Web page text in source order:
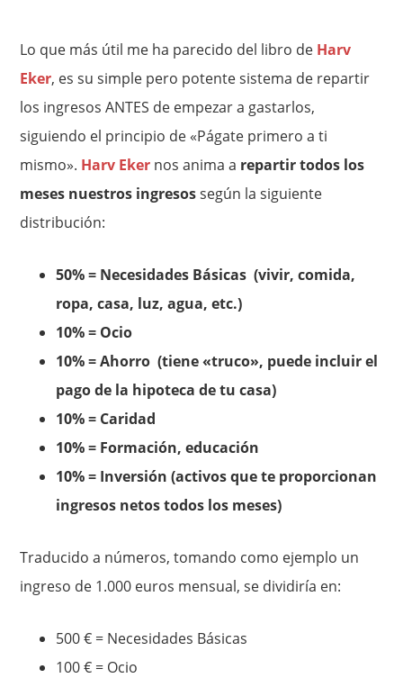
Lo que más útil me ha parecido del libro de Harv
Eker, es su simple pero potente sistema de repartir
los ingresos ANTES de empezar a gastarlos,
siguiendo el principio de «Págate primero a ti
mismo». Harv Eker nos anima a repartir todos los
meses nuestros ingresossegún la siguiente
distribución:
50% = Necesidades Básicas (vivir, comida,
ropa, casa, luz, agua, etc.)
10% = Ocio
10% = Ahorro (tiene «truco», puede incluir el
pago de la hipoteca de tu casa)
10% = Caridad
10% = Formación, educación
10% = Inversión (activos que te proporcionan
ingresos netos todos los meses)
Traducido a números, tomando como ejemplo un
ingreso de 1.000 euros mensual, se dividiría en:
500 € = Necesidades Básicas
100 € = Ocio